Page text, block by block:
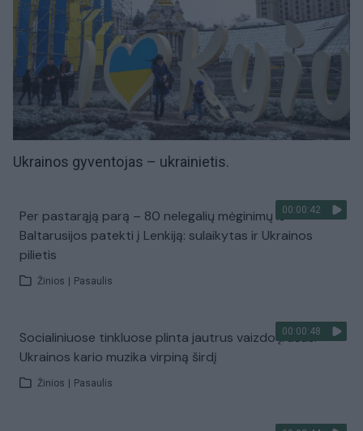
Ukrainos gyventojas – ukrainietis.
00:00:42
Per pastarąją parą – 80 nelegalių mėginimų iš
Baltarusijos patekti į Lenkiją: sulaikytas ir Ukrainos
pilietis
Žinios | Pasaulis
00:00:48
Socialiniuose tinkluose plinta jautrus vaizdo įrašas:
Ukrainos kario muzika virpiną širdį
Žinios | Pasaulis